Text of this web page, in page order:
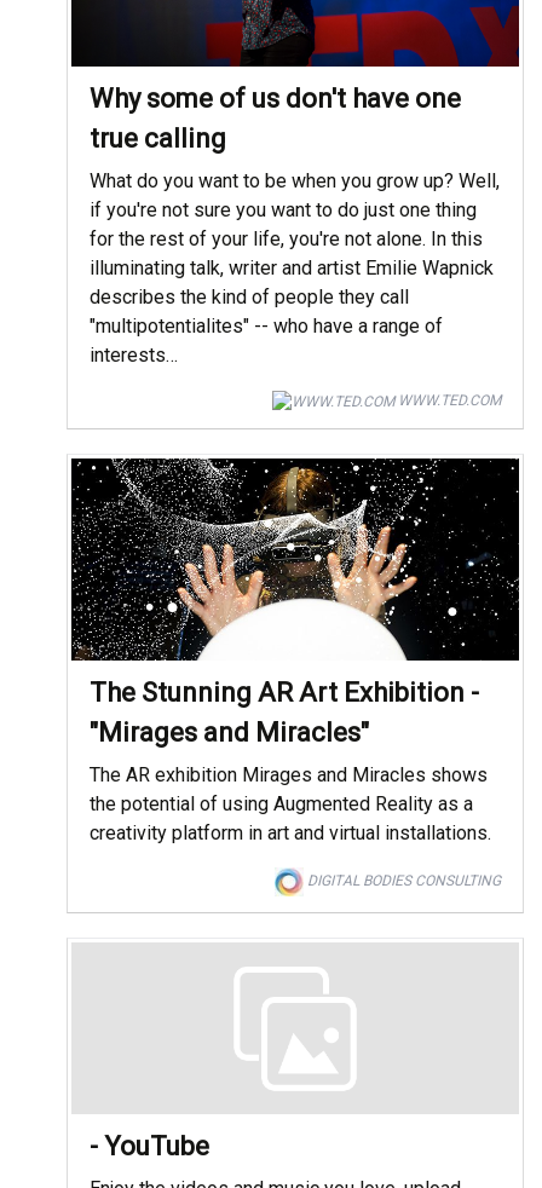
Why some of us don't have one
true calling
What do you want to be when you grow up? Well,
if you're not sure you want to do just one thing
for the rest of your life, you're not alone. In this
illuminating talk, writer and artist Emilie Wapnick
describes the kind of people they call
"multipotentialites" -- who have a range of
interests…
WWW.TED.COM
The Stunning AR Art Exhibition -
"Mirages and Miracles"
The AR exhibition Mirages and Miracles shows
the potential of using Augmented Reality as a
creativity platform in art and virtual installations.
DIGITAL BODIES CONSULTING
- YouTube